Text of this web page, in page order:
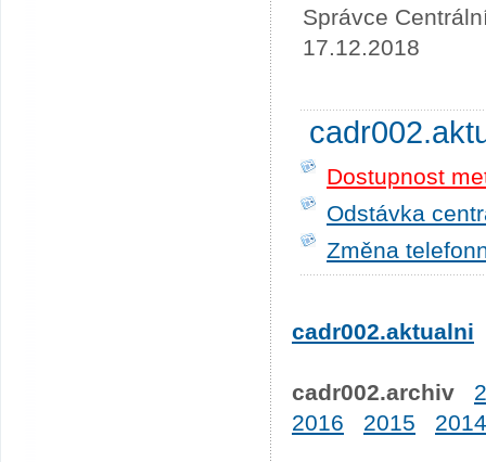
Správce
17.12.2018
Dostupnost
Odstávka
Změna
cadr002.aktualni
cadr002.archiv
2016
2015 2014